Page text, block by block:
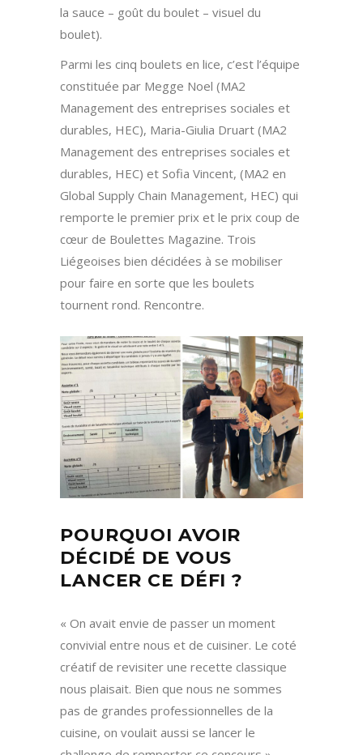
la sauce – goût du boulet – visuel du
boulet).
Parmi les cinq boulets en lice, c’est l’équipe
constituée par Megge Noel (MA2
Management des entreprises sociales et
durables, HEC), Maria-Giulia Druart (MA2
Management des entreprises sociales et
durables, HEC) et Sofia Vincent, (MA2 en
Global Supply Chain Management, HEC) qui
remporte le premier prix et le prix coup de
cœur de Boulettes Magazine. Trois
Liégeoises bien décidées à se mobiliser
pour faire en sorte que les boulets
tournent rond. Rencontre.
POURQUOI AVOIR
DÉCIDÉ DE VOUS
LANCER CE DÉFI ?
« On avait envie de passer un moment
convivial entre nous et de cuisiner. Le coté
créatif de revisiter une recette classique
nous plaisait. Bien que nous ne sommes
pas de grandes professionnelles de la
cuisine, on voulait aussi se lancer le